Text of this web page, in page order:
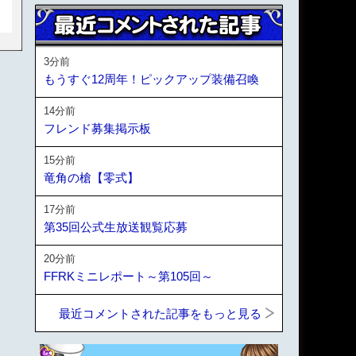
3分前
もうすぐ12周年！ピックアップ装備召喚
14分前
フレンド募集掲示板
15分前
竜角の槍【零式】
17分前
第35回公式生放送観覧応募
20分前
FFRKミニレポート～第105回～
最近コメントされた記事をもっと見る